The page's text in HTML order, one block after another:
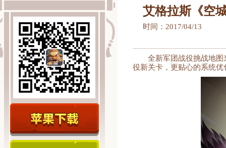
艾格拉斯《空
时间：2017/04/13
全新军团战役挑战地
役新关卡，更贴心的系统